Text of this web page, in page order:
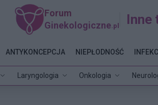
Forum
Ginekologiczne.pl Inne
Laryngologia Onkologia
ANTYKONCEPCJA NIEPŁODNOŚĆ